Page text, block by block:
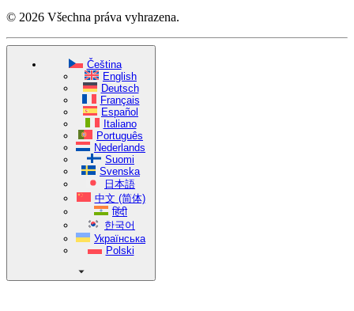
© 2026 Všechna práva vyhrazena.
Čeština
English
Deutsch
Français
Español
Italiano
Português
Nederlands
Suomi
Svenska
日本語
中文 (简体)
हिंदी
한국어
Українська
Polski